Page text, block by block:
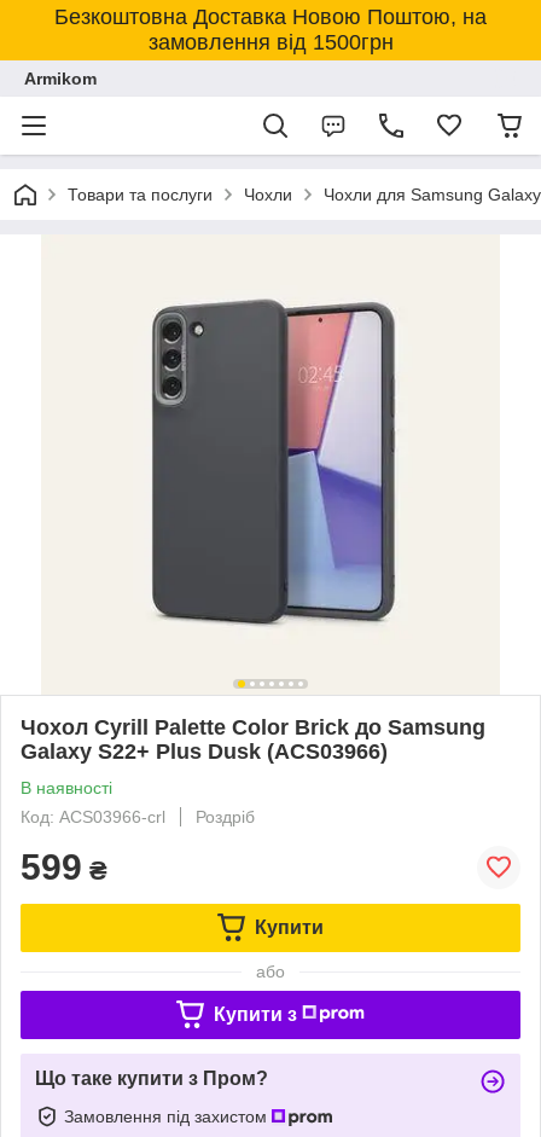
Безкоштовна Доставка Новою Поштою, на
замовлення від 1500грн
Armikom
Товари та послуги Чохли Чохли для Samsung Galaxy
Чохол Cyrill Palette Color Brick до Samsung
Galaxy S22+ Plus Dusk (ACS03966)
В наявності
Код: ACS03966-crl
Роздріб
599 ₴
Купити
або
Купити з
Що таке купити з Пром?
Замовлення під захистом